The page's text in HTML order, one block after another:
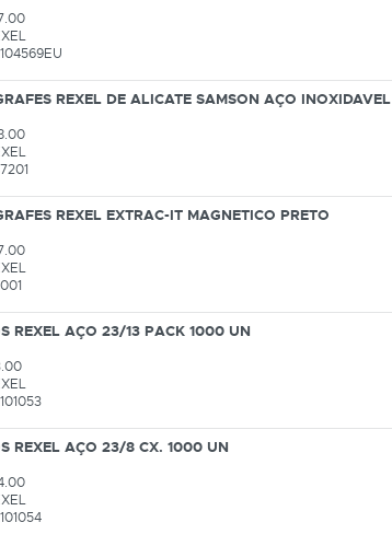
REXEL DE ALICATE SAMSON AÇO INOXIDAVEL
REXEL EXTRAC-IT MAGNETICO PRETO
REXEL AÇO 23/13 PACK 1000 UN
REXEL AÇO 23/8 CX. 1000 UN